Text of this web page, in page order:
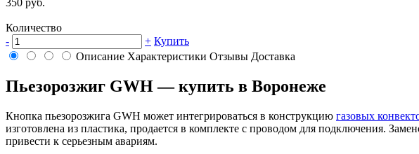
Количество
-
+ Купить
Описание Характеристики Отзывы Доставка
Пьезорозжиг GWH — купить в Воронеже
Кнопка пьезорозжига GWH может интегрироваться в конструкцию газовых
изготовлена из пластика, продается в комплекте с проводом для подключения.
привести к серьезным авариям.